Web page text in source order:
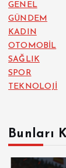
GENEL
GÜNDEM
KADIN
OTOMOBİL
SAĞLIK
SPOR
TEKNOLOJİ
Bunları